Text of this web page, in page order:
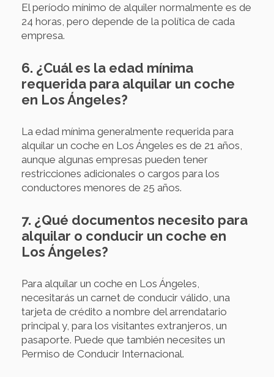
El período mínimo de alquiler normalmente es de
24 horas, pero depende de la política de cada
empresa.
6. ¿Cuál es la edad mínima
requerida para alquilar un coche
en Los Ángeles?
La edad mínima generalmente requerida para
alquilar un coche en Los Ángeles es de 21 años,
aunque algunas empresas pueden tener
restricciones adicionales o cargos para los
conductores menores de 25 años.
7. ¿Qué documentos necesito para
alquilar o conducir un coche en
Los Ángeles?
Para alquilar un coche en Los Ángeles,
necesitarás un carnet de conducir válido, una
tarjeta de crédito a nombre del arrendatario
principal y, para los visitantes extranjeros, un
pasaporte. Puede que también necesites un
Permiso de Conducir Internacional.